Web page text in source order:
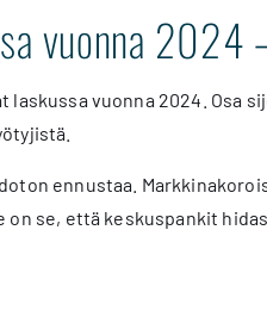
vuonna
vuonna 2024. Osa
ennustaa.
se, että keskuspankit